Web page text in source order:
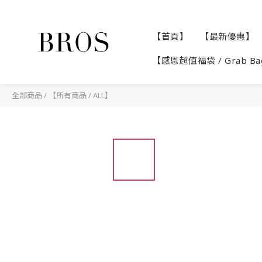
【首頁】 【最新優惠】
【感恩超值福袋 / Grab
全部商品 / 【所有商品 / ALL】